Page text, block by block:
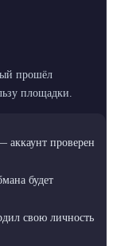
прошёл
площадки.
аккаунт проверен
будет
свою личность